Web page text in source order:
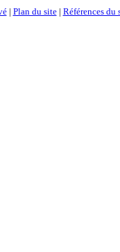
| Plan du site| Références du